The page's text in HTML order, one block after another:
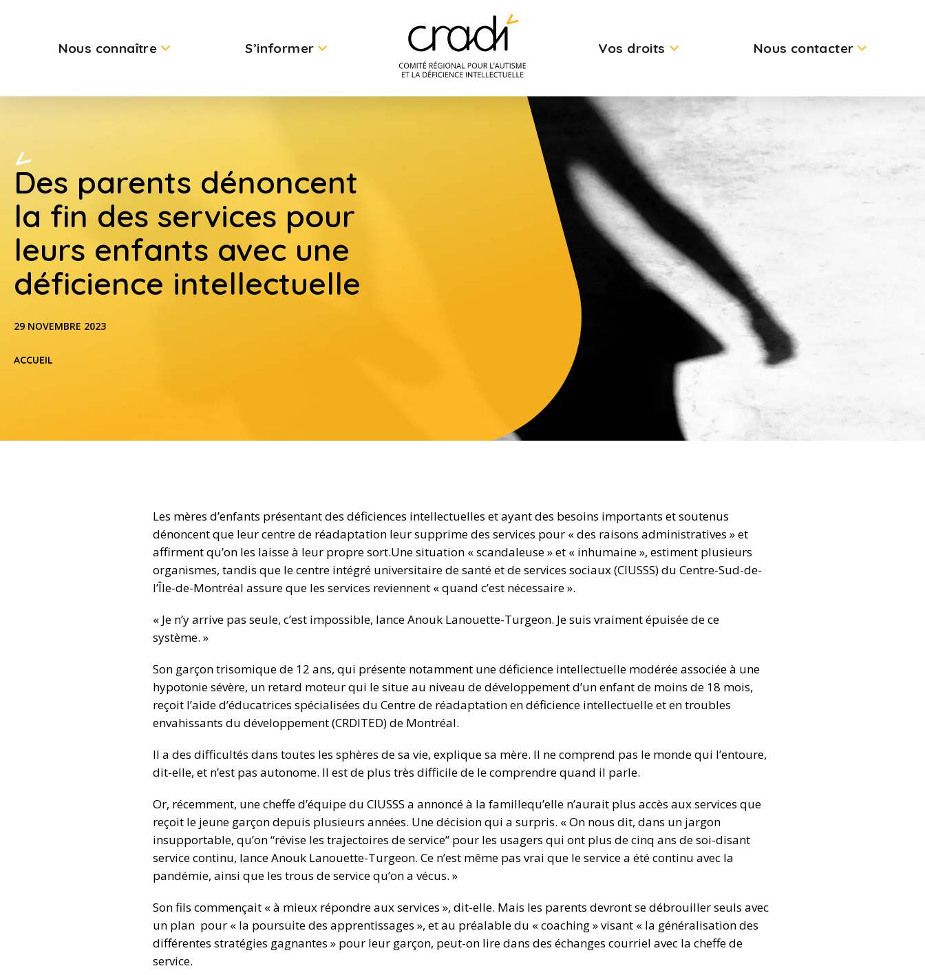
Nous connaître S’informer Vos droits Nous contacter
Des parents dénoncent
la fin des services pour
leurs enfants avec une
déficience intellectuelle
29 NOVEMBRE 2023
ACCUEIL
Les mères d’enfants présentant des déficiences intellectuelles et ayant des besoins importants et soutenus
dénoncent que leur centre de réadaptation leur supprime des services pour « des raisons administratives » et
affirment qu’on les laisse à leur propre sort.Une situation « scandaleuse » et « inhumaine », estiment plusieurs
organismes, tandis que le centre intégré universitaire de santé et de services sociaux (CIUSSS) du Centre-Sud-de-
l’Île-de-Montréal assure que les services reviennent « quand c’est nécessaire ».
« Je n’y arrive pas seule, c’est impossible, lance Anouk Lanouette-Turgeon. Je suis vraiment épuisée de ce
système. »
Son garçon trisomique de 12 ans, qui présente notamment une déficience intellectuelle modérée associée à une
hypotonie sévère, un retard moteur qui le situe au niveau de développement d’un enfant de moins de 18 mois,
reçoit l’aide d’éducatrices spécialisées du Centre de réadaptation en déficience intellectuelle et en troubles
envahissants du développement (CRDITED) de Montréal.
Il a des difficultés dans toutes les sphères de sa vie, explique sa mère. Il ne comprend pas le monde qui l’entoure,
dit-elle, et n’est pas autonome. Il est de plus très difficile de le comprendre quand il parle.
Or, récemment, une cheffe d’équipe du CIUSSS a annoncé à la famillequ’elle n’aurait plus accès aux services que
reçoit le jeune garçon depuis plusieurs années. Une décision qui a surpris. « On nous dit, dans un jargon
insupportable, qu’on “révise les trajectoires de service” pour les usagers qui ont plus de cinq ans de soi-disant
service continu, lance Anouk Lanouette-Turgeon. Ce n’est même pas vrai que le service a été continu avec la
pandémie, ainsi que les trous de service qu’on a vécus. »
Son fils commençait « à mieux répondre aux services », dit-elle. Mais les parents devront se débrouiller seuls avec
un plan pour « la poursuite des apprentissages », et au préalable du « coaching » visant « la généralisation des
différentes stratégies gagnantes » pour leur garçon, peut-on lire dans des échanges courriel avec la cheffe de
service.